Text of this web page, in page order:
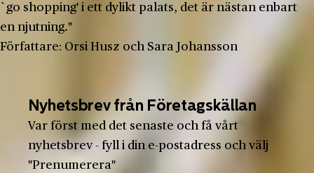
`go shopping' i ett dylikt palats, det är nästan enbart
en njutning."
Författare: Orsi Husz och Sara Johansson
Nyhetsbrev från Företagskällan
Var först med det senaste och få vårt
nyhetsbrev - fyll i din e-postadress och välj
"Prenumerera"